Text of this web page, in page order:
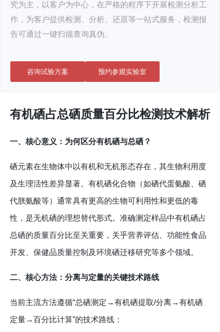
究为主，以客户为中心，在严格的程序下开展检测分析工
作，为客户提供检测、分析、还原等一站式服务，检测报
告可通过一键扫描查询真伪。
咨询试验方案 预约参观实验室
有机硒占总硒质量百分比检测技术解析
一、核心意义：为何区分有机硒与总硒？
硒元素在生物体中以有机和无机形态存在，其生物利用度
及生理活性差异显著。有机硒化合物（如硒代蛋氨酸、硒
代胱氨酸等）通常具有更高的生物可利用性和更低的毒
性，是无机硒的理想替代形式。准确测定样品中有机硒占
总硒的质量百分比至关重要，关乎营养评估、功能性食品
开发、保健品质量控制及环境硒迁移研究等多个领域。
二、核心方法：分离与定量的关键技术路线
当前主流方法遵循“总硒测定→有机硒提取/分离→有机硒
定量→百分比计算”的技术路线：